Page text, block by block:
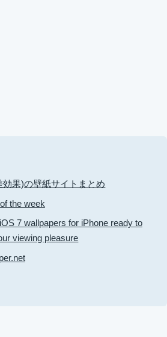
果)の壁紙サイトまとめ
the week
7 wallpapers for iPhone ready to
viewing pleasure